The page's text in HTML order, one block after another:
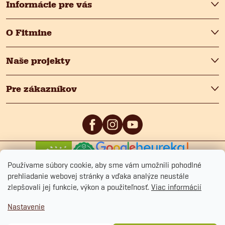
Používame súbory cookie, aby sme vám umožnili pohodlné
prehliadanie webovej stránky a vďaka analýze neustále
zlepšovali jej funkcie, výkon a použiteľnosť. Viac informácií
Nastavenie
Informácie pre vás
O Fitmine
Naše projekty
Pre zákazníkov
Copyright 2026